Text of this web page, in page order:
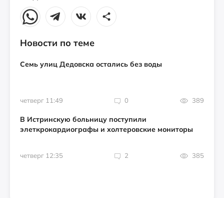
Новости по теме
Семь улиц Дедовска остались без воды
четверг 11:49 0 389
В Истринскую больницу поступили
элеткрокардиографы и холтеровские мониторы
четверг 12:35 2 385